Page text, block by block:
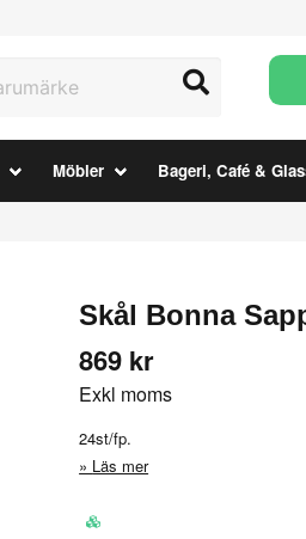
Möbler Bageri, Café &
Skål Bonna
869 kr
Exkl moms
24st/fp.
Läs mer